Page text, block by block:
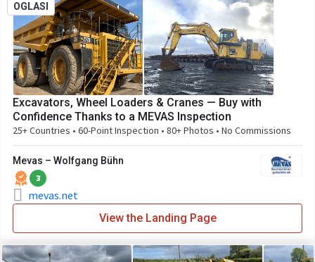
OGLASI
Excavators, Wheel Loaders & Cranes — Buy with
Confidence Thanks to a MEVAS Inspection
25+ Countries • 60-Point Inspection • 80+ Photos • No Commissions
Mevas – Wolfgang Bühn
3
mevas.net
View the Landing Page